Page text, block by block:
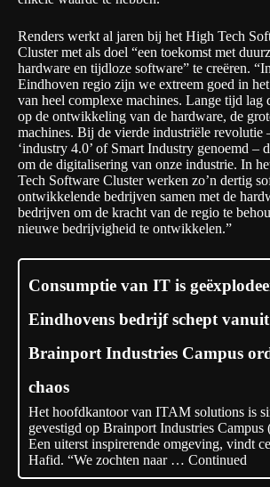
Renders werkt al jaren bij het High Tech
Cluster met als doel “een toekomst met
hardware en tijdloze software” te creëren.
Eindhoven regio zijn we extreem goed in
van heel complexe machines. Lange tijd lag
op de ontwikkeling van de hardware, de
machines. Bij de vierde industriële revolutie
‘industry 4.0’ of Smart Industry genoemd –
om de digitalisering van onze industrie. In
Tech Software Cluster werken zo’n dertig
ontwikkelende bedrijven samen met de
bedrijven om de kracht van de regio te
nieuwe bedrijvigheid te ontwikkelen.”
Consumptie van IT is
Eindhovens bedrijf schept vanuit
Brainport Industries Campus
chaos
Het hoofdkantoor van ITAM solutions is
gevestigd op Brainport Industries Campus
Een uiterst inspirerende omgeving, vindt
Hafid. “We zochten naar … Continued